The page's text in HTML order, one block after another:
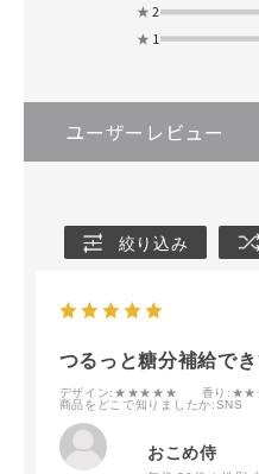
★ 2
★ 1
ユーザーレビュー
絞り込み
つるっと糖分補給で
デザイン:★★★★★ 香り
商品をどこで知りましたか:SNS
おこめ侍